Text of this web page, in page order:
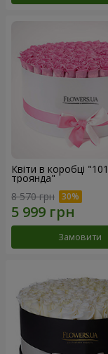
Квіти в коробці
троянда"
8 570 грн
Замовити